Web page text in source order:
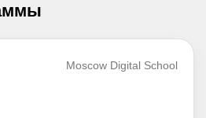
Moscow Digital School